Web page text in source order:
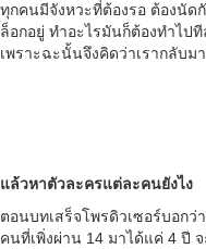
ทุกคนมีจังหวะที่ต้องรอ ต้องนัด
ล็อกอยู่ ทำอะไรมันก็ต้องทำไป
เพราะฉะนั้นจึงคิดว่าเรากลับม
แล้วหาตัวละครแต่ละคนยังไง
ตอนบทเสร็จโพรดิวเซอร์บอกว่
คนที่เพิ่งผ่าน 14 มาได้แค่ 4 ปี